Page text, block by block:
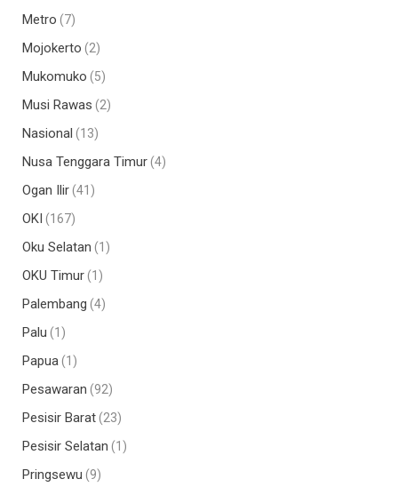
Metro (7)
Mojokerto (2)
Mukomuko (5)
Musi Rawas (2)
Nasional (13)
Nusa Tenggara Timur(4)
Ogan Ilir(41)
OKI (167)
Oku Selatan (1)
OKU Timur(1)
Palembang (4)
Palu (1)
Papua(1)
Pesawaran (92)
Pesisir Barat(23)
Pesisir Selatan (1)
Pringsewu (9)